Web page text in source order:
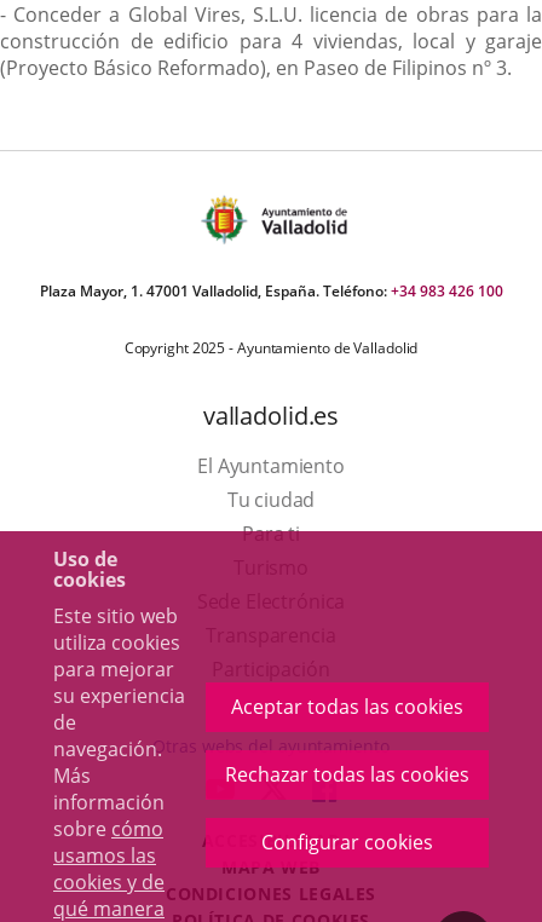
Uso de
cookies
Este sitio web
utiliza cookies
para mejorar
su experiencia
de
navegación.
Más
información
sobre cómo
usamos las
cookies y de
qué manera
Aceptar todas las cookies
Rechazar todas las cookies
Configurar cookies
- Conceder a Global Vires, S.L.U. licencia de obras para la
construcción de edificio para 4 viviendas, local y garaje
(Proyecto Básico Reformado), en Paseo de Filipinos nº 3.
Plaza Mayor, 1. 47001 Valladolid, España. Teléfono:+34 983 426 100
Copyright 2025 - Ayuntamiento de Valladolid
valladolid.es
El Ayuntamiento
Tu ciudad
Para ti
en
una
ventana
nueva.
aplicación
externa.
Otras webs del ayuntamiento
ENLACE
A
UNA
APLICACIÓN
EXTERNA.
ENLACE
A
UNA
APLICACIÓN
EXTERNA.
ENLACE
A
UNA
EXTERNA.
ACCESIBILIDAD
MAPA WEB
CONDICIONES LEGALES